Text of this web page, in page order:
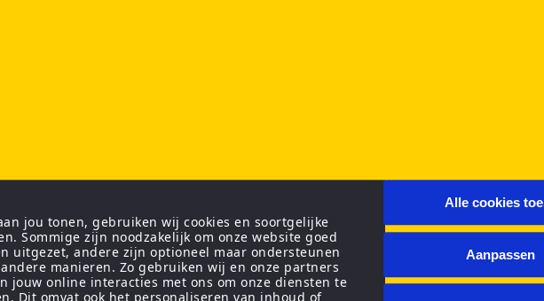
jou tonen, gebruiken wij cookies en soortgelijke
Sommige zijn noodzakelijk om onze website goed
uitgezet, andere zijn optioneel maar ondersteunen
manieren. Zo gebruiken wij en onze partners
jouw online interacties met ons om onze diensten te
Dit omvat ook het personaliseren van inhoud of
Alle cookies
Aanpassen